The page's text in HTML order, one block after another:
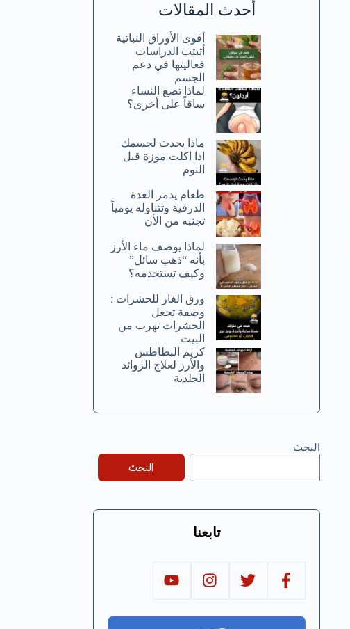
أحدث المقالات
أقوى الأوراق النباتية
أثبتت الدراسات
فعاليتها في دعم
الجسم
لماذا تضع النساء
ساقاً على أخرى؟
ماذا يحدث لجسمك
اذا اكلت موزة قبل
النوم
طعام يدمر الغدة
الدرقية وتتناوله يومياً
تجنبه من الأن
لماذا يوصف ماء الأرز
بأنه “ذهب سائل”
وكيف تستخدمه؟
ورق الغار للحشرات :
وصفة تجعل
الحشرات تهرب من
البيت
كريم البطاطس
والأرز لعلاج الزوائد
الجلدية
البحث
البحث
تابعنا